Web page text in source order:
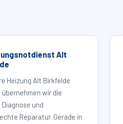
Alt
Heizung Alt Birkfelde
wir die
und
Reparatur. Gerade in